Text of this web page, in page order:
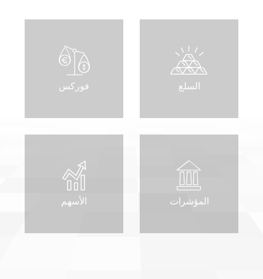
السلع فوركس
المؤشرات الأسهم